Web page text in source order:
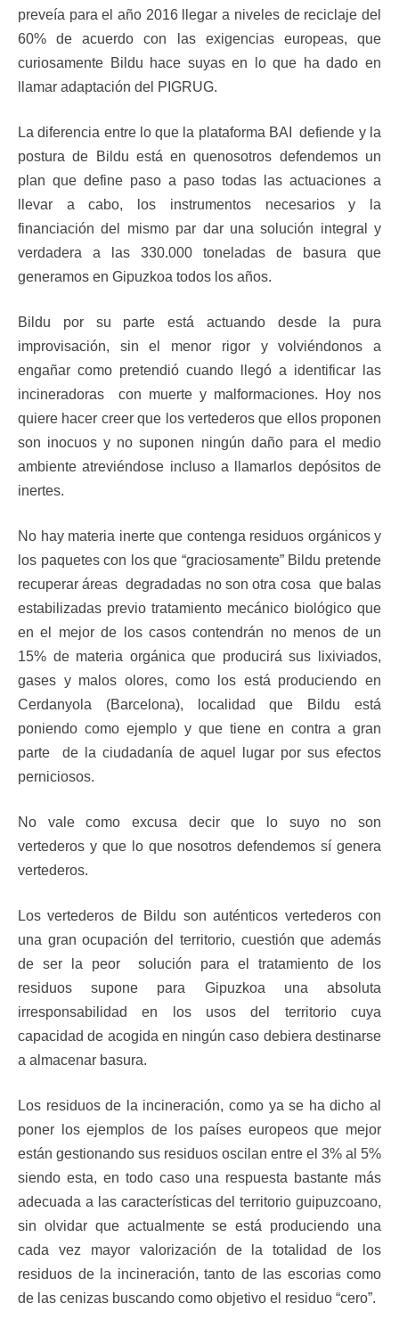
preveía para el año 2016 llegar a niveles de reciclaje del
60% de acuerdo con las exigencias europeas, que
curiosamente Bildu hace suyas en lo que ha dado en
llamar adaptación del PIGRUG.
La diferencia entre lo que la plataforma BAI defiende y la
postura de Bildu está en quenosotros defendemos un
plan que define paso a paso todas las actuaciones a
llevar a cabo, los instrumentos necesarios y la
financiación del mismo par dar una solución integral y
verdadera a las 330.000 toneladas de basura que
generamos en Gipuzkoa todos los años.
Bildu por su parte está actuando desde la pura
improvisación, sin el menor rigor y volviéndonos a
engañar como pretendió cuando llegó a identificar las
incineradoras con muerte y malformaciones. Hoy nos
quiere hacer creer que los vertederos que ellos proponen
son inocuos y no suponen ningún daño para el medio
ambiente atreviéndose incluso a llamarlos depósitos de
inertes.
No hay materia inerte que contenga residuos orgánicos y
los paquetes con los que “graciosamente” Bildu pretende
recuperar áreas degradadas no son otra cosa que balas
estabilizadas previo tratamiento mecánico biológico que
en el mejor de los casos contendrán no menos de un
15% de materia orgánica que producirá sus lixiviados,
gases y malos olores, como los está produciendo en
Cerdanyola (Barcelona), localidad que Bildu está
poniendo como ejemplo y que tiene en contra a gran
parte de la ciudadanía de aquel lugar por sus efectos
perniciosos.
No vale como excusa decir que lo suyo no son
vertederos y que lo que nosotros defendemos sí genera
vertederos.
Los vertederos de Bildu son auténticos vertederos con
una gran ocupación del territorio, cuestión que además
de ser la peor solución para el tratamiento de los
residuos supone para Gipuzkoa una absoluta
irresponsabilidad en los usos del territorio cuya
capacidad de acogida en ningún caso debiera destinarse
a almacenar basura.
Los residuos de la incineración, como ya se ha dicho al
poner los ejemplos de los países europeos que mejor
están gestionando sus residuos oscilan entre el 3% al 5%
siendo esta, en todo caso una respuesta bastante más
adecuada a las características del territorio guipuzcoano,
sin olvidar que actualmente se está produciendo una
cada vez mayor valorización de la totalidad de los
residuos de la incineración, tanto de las escorias como
de las cenizas buscando como objetivo el residuo “cero”.